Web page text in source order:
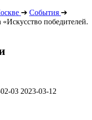
➔ События ➔
победителей.
03 2023-03-12